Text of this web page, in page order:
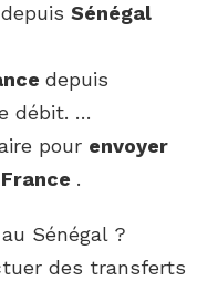
depuis Sénégal
depuis
débit. …
pour envoyer
France .
Sénégal ?
des transferts